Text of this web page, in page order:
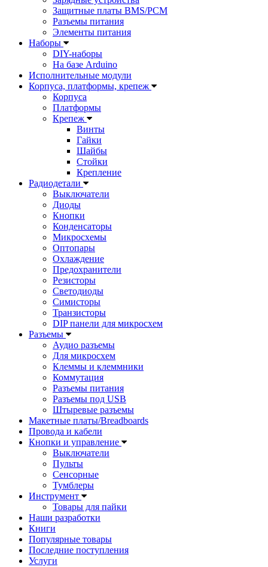
Защитные платы BMS/PCM
Разъемы питания
Элементы питания
Наборы
DIY-наборы
На базе Arduino
Исполнительные модули
Корпуса, платформы, крепеж
Корпуса
Платформы
Крепеж
Винты
Гайки
Шайбы
Стойки
Крепление
Радиодетали
Выключатели
Диоды
Кнопки
Конденсаторы
Микросхемы
Оптопары
Охлаждение
Предохранители
Резисторы
Светодиоды
Симисторы
Транзисторы
DIP панели для микросхем
Разъемы
Аудио разъемы
Для микросхем
Клеммы и клеммники
Коммутация
Разъемы питания
Разъемы под USB
Штыревые разъемы
Макетные платы/Breadboards
Провода и кабели
Кнопки и управление
Выключатели
Пульты
Сенсорные
Тумблеры
Инструмент
Товары для пайки
Наши разработки
Книги
Популярные товары
Последние поступления
Услуги